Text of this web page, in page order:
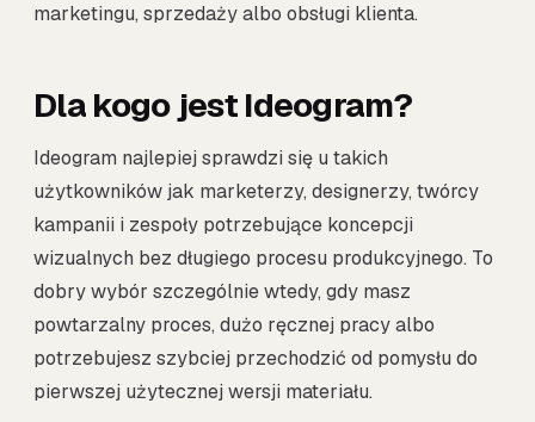
marketingu, sprzedaży albo obsługi klienta.
Dla kogo jest Ideogram?
Ideogram najlepiej sprawdzi się u takich
użytkowników jak marketerzy, designerzy, twórcy
kampanii i zespoły potrzebujące koncepcji
wizualnych bez długiego procesu produkcyjnego. To
dobry wybór szczególnie wtedy, gdy masz
powtarzalny proces, dużo ręcznej pracy albo
potrzebujesz szybciej przechodzić od pomysłu do
pierwszej użytecznej wersji materiału.